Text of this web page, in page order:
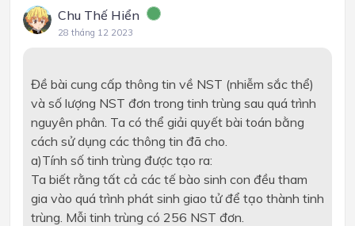
Chu Thế Hiển
28 tháng 12 2023
Đề bài cung cấp thông tin về NST (nhiễm sắc thể)
và số lượng NST đơn trong tinh trùng sau quá trình
nguyên phân. Ta có thể giải quyết bài toán bằng
cách sử dụng các thông tin đã cho.
a)Tính số tinh trùng được tạo ra:
Ta biết rằng tất cả các tế bào sinh con đều tham
gia vào quá trình phát sinh giao tử để tạo thành tinh
trùng. Mỗi tinh trùng có 256 NST đơn.